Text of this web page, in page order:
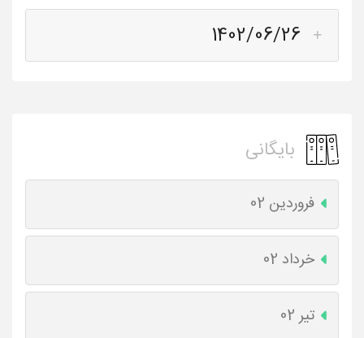
1402/06/26
بایگانی
فروردین 02
خرداد 02
تیر 02